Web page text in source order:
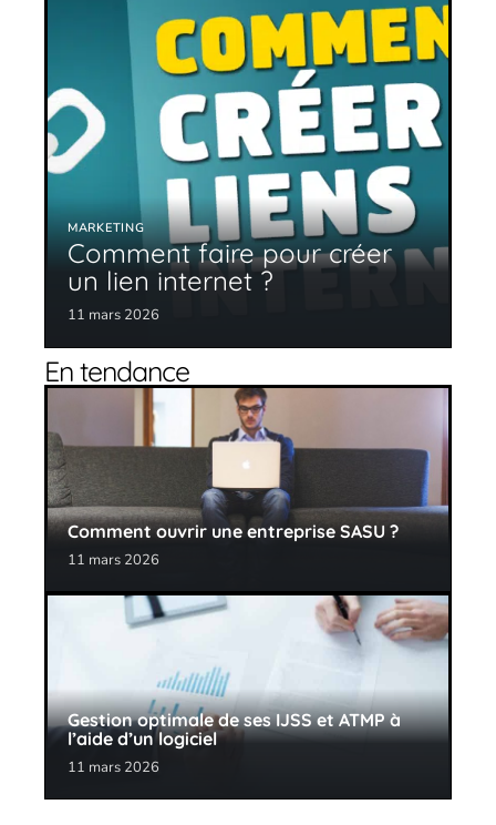
MARKETING
Comment faire pour créer
un lien internet ?
11 mars 2026
En tendance
Comment ouvrir une entreprise SASU ?
11 mars 2026
Gestion optimale de ses IJSS et ATMP à
l’aide d’un logiciel
11 mars 2026